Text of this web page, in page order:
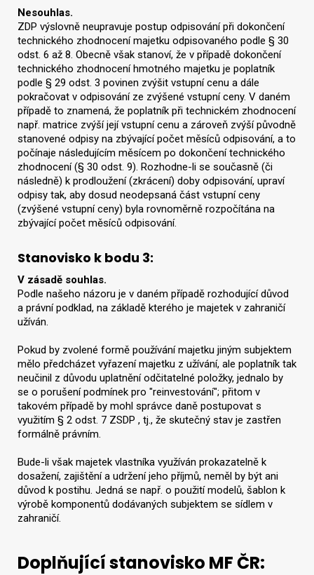
Nesouhlas.
ZDP výslovně neupravuje postup odpisování při dokončení
technického zhodnocení majetku odpisovaného podle § 30
odst. 6 až 8. Obecně však stanoví, že v případě dokončení
technického zhodnocení hmotného majetku je poplatník
podle § 29 odst. 3 povinen zvýšit vstupní cenu a dále
pokračovat v odpisování ze zvýšené vstupní ceny. V daném
případě to znamená, že poplatník při technickém zhodnocení
např. matrice zvýší její vstupní cenu a zároveň zvýší původně
stanovené odpisy na zbývající počet měsíců odpisování, a to
počínaje následujícím měsícem po dokončení technického
zhodnocení (§ 30 odst. 9). Rozhodne-li se současně (či
následně) k prodloužení (zkrácení) doby odpisování, upraví
odpisy tak, aby dosud neodepsaná část vstupní ceny
(zvýšené vstupní ceny) byla rovnoměrně rozpočítána na
zbývající počet měsíců odpisování.
Stanovisko k bodu 3:
V zásadě souhlas.
Podle našeho názoru je v daném případě rozhodující důvod
a právní podklad, na základě kterého je majetek v zahraničí
užíván.
Pokud by zvolené formě používání majetku jiným subjektem
mělo předcházet vyřazení majetku z užívání, ale poplatník tak
neučinil z důvodu uplatnění odčitatelné položky, jednalo by
se o porušení podmínek pro "reinvestování"; přitom v
takovém případě by mohl správce daně postupovat s
využitím § 2 odst. 7 ZSDP , tj., že skutečný stav je zastřen
formálně právním.
Bude-li však majetek vlastníka využíván prokazatelně k
dosažení, zajištění a udržení jeho příjmů, neměl by být ani
důvod k postihu. Jedná se např. o použití modelů, šablon k
výrobě komponentů dodávaných subjektem se sídlem v
zahraničí.
Doplňující stanovisko MF ČR: